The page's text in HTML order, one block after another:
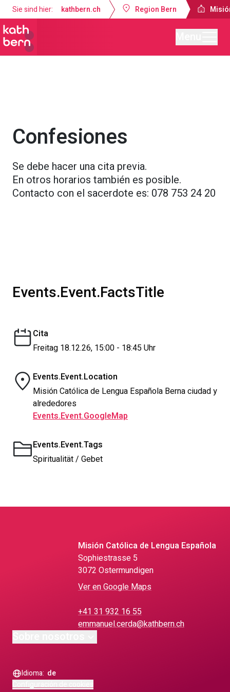
Sie sind hier: kathbern.ch Region Bern
Confesiones
Se debe hacer una cita previa.
En otros horarios también es posible.
Contacto con el sacerdote es: 078 753 24 20
Events.Event.FactsTitle
Cita
Freitag 18.12.26, 15:00 - 18:45 Uhr
Events.Event.Location
Misión Católica de Lengua Española Berna ciudad y
alrededores
Events.Event.GoogleMap
Events.Event.Tags
Spiritualität / Gebet
Misión Católica de Lengua Española
Sophiestrasse 5
3072 Ostermundigen
Ver en Google Maps
+41 31 932 16 55
emmanuel.cerda@kathbern.ch
Idioma: de